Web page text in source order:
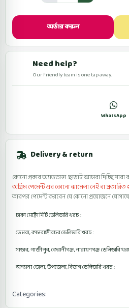
অর্ডার করুন
Need help?
Our friendly team is one tap away.
WhatsApp
Delivery & return
কোনো প্রকার অ্যাডভান্স ছাড়াই আমরা দিচ্ছি সারা
অগ্রিম পেমেন্ট এর কোনো ঝামেলা নেই বা
তারপর পেমেন্ট করবেন যে কোনো প্রয়োজনে
ঢাকা মেট্রো সিটি ডেলিভারি খরচ :
ডেমরা, কামরাঙ্গীরচর ডেলিভারি খরচ :
সাভার, গাজীপুর, কেরানীগঞ্জ, নারায়ণগঞ্জ ডেলিভারি
অন্যান্য জেলা, উপজেলা, বিভাগ ডেলিভারি খরচ :
Categories: